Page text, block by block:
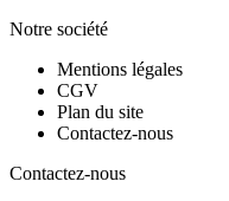
Notre société
Mentions légales
CGV
Plan du site
Contactez-nous
Contactez-nous